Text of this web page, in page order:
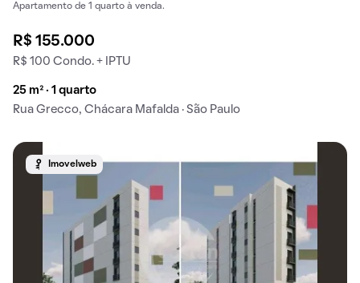
Apartamento de 1 quarto à venda.
R$ 155.000
R$ 100 Condo. + IPTU
25 m² · 1 quarto
Rua Grecco, Chácara Mafalda · São Paulo
Imovelweb